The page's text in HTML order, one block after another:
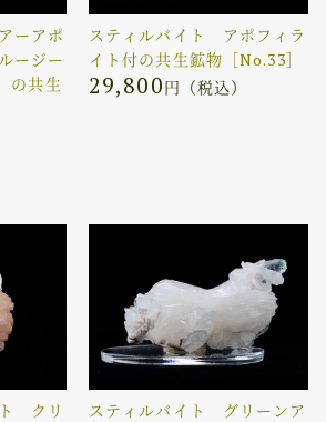
ーアポ
ージー
の共生
スティルバイト アポフィラ
イト付の共生鉱物［No.33］
29,800円（税込）
クリ
スティルバイト グリーンア